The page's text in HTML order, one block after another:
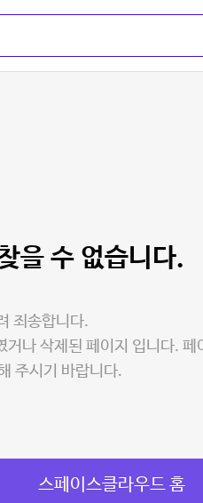
을 수 없습니다.
죄송합니다.
나 삭제된 페이지 입니다. 페
주시기 바랍니다.
스페이스클라우드 홈